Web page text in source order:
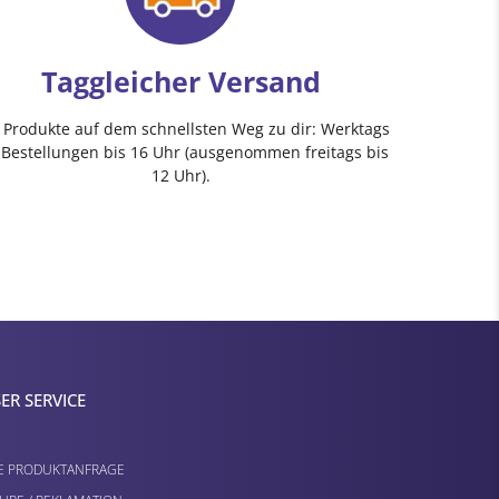
Taggleicher Versand
auf dem schnellsten Weg zu dir: Werktags
bis 16 Uhr (ausgenommen freitags bis
12 Uhr).
SERVICE
PRODUKTANFRAGE